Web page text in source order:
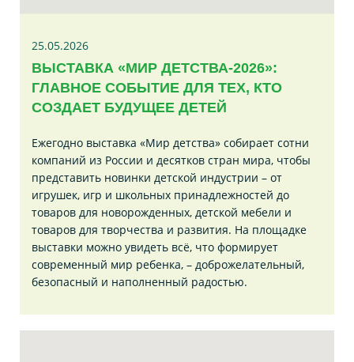
25.05.2026
ВЫСТАВКА «МИР ДЕТСТВА-2026»:
ГЛАВНОЕ СОБЫТИЕ ДЛЯ ТЕХ, КТО
СОЗДАЕТ БУДУЩЕЕ ДЕТЕЙ
Ежегодно выставка «Мир детства» собирает сотни
компаний из России и десятков стран мира, чтобы
представить новинки детской индустрии – от
игрушек, игр и школьных принадлежностей до
товаров для новорожденных, детской мебели и
товаров для творчества и развития. На площадке
выставки можно увидеть всё, что формирует
современный мир ребенка, – доброжелательный,
безопасный и наполненный радостью.